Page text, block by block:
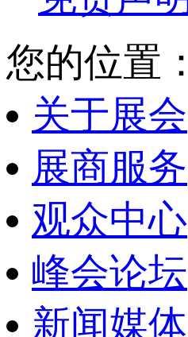
您的位置：
关于展会
展商服务
观众中心
峰会论坛
新闻媒体